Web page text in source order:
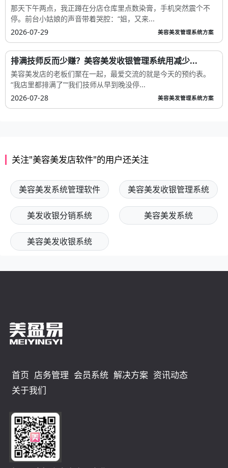
那天下午两点，我正蹲在分店仓库里点数染膏，手机突然震个不
停。前台小姑娘的声音带着哭腔：“姐，又来...
2026-07-29
美容美发管理系统方案
排满技师反而少赚？美容美发收银管理系统用减少...
美容美发店的老板们聚在一起，最爱交流的就是今天的预约表。
“我店里都排满了”“我们技师从早到晚没停...
2026-07-28
美容美发管理系统方案
关注"美容美发店软件"的用户还关注
美容美发系统管理软件 美容美发收银管理系统
美发收银分销系统 美容美发系统
美容美发收银系统
首页 店务管理 会员系统 解决方案 资讯动态
关于我们